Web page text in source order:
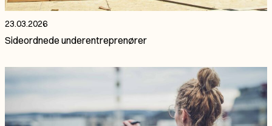
23.03.2026
Sideordnede underentreprenører